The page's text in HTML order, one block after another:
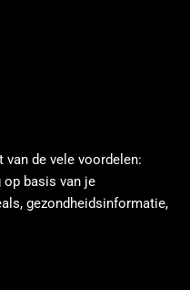
van de vele voordelen:
basis van je
gezondheidsinformatie,